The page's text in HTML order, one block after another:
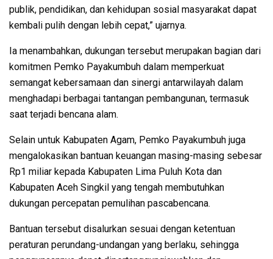
publik, pendidikan, dan kehidupan sosial masyarakat dapat
kembali pulih dengan lebih cepat,” ujarnya.
Ia menambahkan, dukungan tersebut merupakan bagian dari
komitmen Pemko Payakumbuh dalam memperkuat
semangat kebersamaan dan sinergi antarwilayah dalam
menghadapi berbagai tantangan pembangunan, termasuk
saat terjadi bencana alam.
Selain untuk Kabupaten Agam, Pemko Payakumbuh juga
mengalokasikan bantuan keuangan masing-masing sebesar
Rp1 miliar kepada Kabupaten Lima Puluh Kota dan
Kabupaten Aceh Singkil yang tengah membutuhkan
dukungan percepatan pemulihan pascabencana.
Bantuan tersebut disalurkan sesuai dengan ketentuan
peraturan perundang-undangan yang berlaku, sehingga